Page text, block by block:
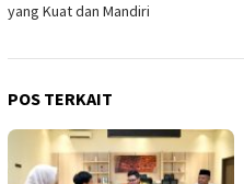
yang Kuat dan Mandiri
POS TERKAIT